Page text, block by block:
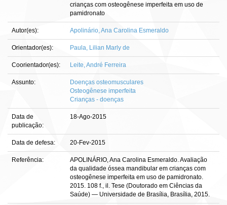
crianças com osteogênese imperfeita em uso de
pamidronato
Autor(es): Apolinário, Ana Carolina Esmeraldo
Orientador(es): Paula, Lilian Marly de
Coorientador(es): Leite, André Ferreira
Assunto:
Doenças osteomusculares
Osteogênese imperfeita
Crianças - doenças
Data de
publicação:
18-Ago-2015
Data de defesa: 20-Fev-2015
Referência:
APOLINÁRIO, Ana Carolina Esmeraldo. Avaliação
da qualidade óssea mandibular em crianças com
osteogênese imperfeita em uso de pamidronato.
2015. 108 f., il. Tese (Doutorado em Ciências da
Saúde) — Universidade de Brasília, Brasília, 2015.